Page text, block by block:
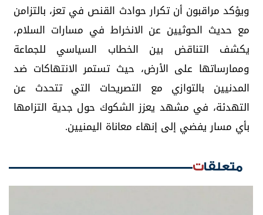
ويؤكد مراقبون أن تكرار حوادث القنص في تعز، بالتزامن
مع حديث الحوثيين عن الانخراط في مسارات السلام،
يكشف التناقض بين الخطاب السياسي للجماعة
وممارساتها على الأرض، حيث تستمر الانتهاكات ضد
المدنيين بالتوازي مع التصريحات التي تتحدث عن
التهدئة، في مشهد يعزز الشكوك حول جدية التزامها
بأي مسار يفضي إلى إنهاء معاناة اليمنيين.
متعلقات